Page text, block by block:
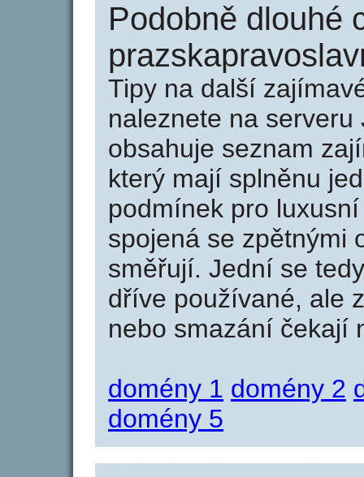
Podobně dlouhé
Tipy na další
naleznete na serveru
obsahuje seznam
který mají splněnu
podmínek pro
spojená se zpětnými
směřují. Jední se
dříve používané, ale
nebo smazání čekají
domény 1 domény 2
domény 5